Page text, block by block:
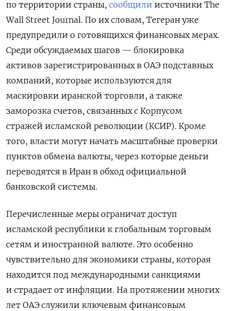
по территории страны, сообщили источники The
Wall Street Journal. По их словам, Тегеран уже
предупредили о готовящихся финансовых мерах.
Среди обсуждаемых шагов — блокировка
активов зарегистрированных в ОАЭ подставных
компаний, которые используются для
маскировки иранской торговли, а также
заморозка счетов, связанных с Корпусом
стражей исламской революции (КСИР). Кроме
того, власти могут начать масштабные проверки
пунктов обмена валюты, через которые деньги
переводятся в Иран в обход официальной
банковской системы.
Перечисленные меры ограничат доступ
исламской республики к глобальным торговым
сетям и иностранной валюте. Это особенно
чувствительно для экономики страны, которая
находится под международными санкциями
и страдает от инфляции. На протяжении многих
лет ОАЭ служили ключевым финансовым